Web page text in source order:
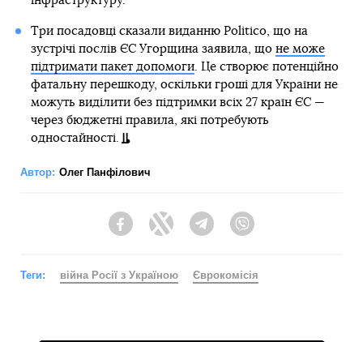
Три посадовці сказали виданню Politico, що на
зустрічі послів ЄС Угорщина заявила, що не може
підтримати пакет допомоги. Це створює потенційно
фатальну перешкоду, оскільки гроші для України не
можуть виділити без підтримки всіх 27 країн ЄС —
через бюджетні правила, які потребують
одностайності.
Автор: Олег Панфілович
FacebookTwitter Telegram
Теги: війна Росії з Україною Єврокомісія